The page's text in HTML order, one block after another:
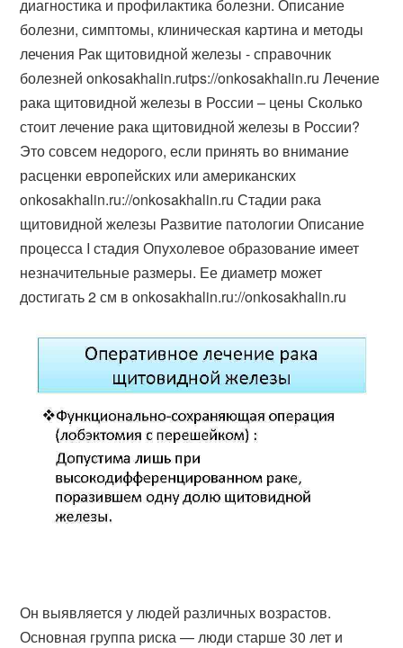
диагностика и профилактика болезни. Описание
болезни, симптомы, клиническая картина и методы
лечения Рак щитовидной железы - справочник
болезней onkosakhalin.rutps://onkosakhalin.ru Лечение
рака щитовидной железы в России – цены Сколько
стоит лечение рака щитовидной железы в России?
Это совсем недорого, если принять во внимание
расценки европейских или американских
onkosakhalin.ru://onkosakhalin.ru Стадии рака
щитовидной железы Развитие патологии Описание
процесса I стадия Опухолевое образование имеет
незначительные размеры. Ее диаметр может
достигать 2 см в onkosakhalin.ru://onkosakhalin.ru
Он выявляется у людей различных возрастов.
Основная группа риска — люди старше 30 лет и